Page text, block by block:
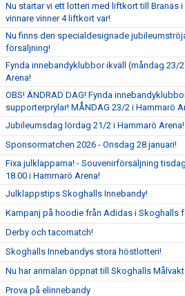
Nu startar vi ett lotteri med liftkort till Branäs
vinnare vinner 4 liftkort var!
Nu finns den specialdesignade
försäljning!
Fynda innebandyklubbor ikväll (måndag 23/
Arena!
OBS! ÄNDRAD DAG! Fynda
supporterprylar! MÅNDAG 23/2 i Hammarö
Jubileumsdag lördag 21/2 i Hammarö Arena!
Sponsormatchen 2026 - Onsdag 28 januari!
Fixa julklapparna! - Souvenirförsäljning
18.00 i Hammarö Arena!
Julklappstips Skoghalls Innebandy!
Kampanj på hoodie från Adidas i Skoghalls
Derby och tacomatch!
Skoghalls Innebandys stora höstlotteri!
Nu har anmälan öppnat till Skoghalls
Prova på elinnebandy